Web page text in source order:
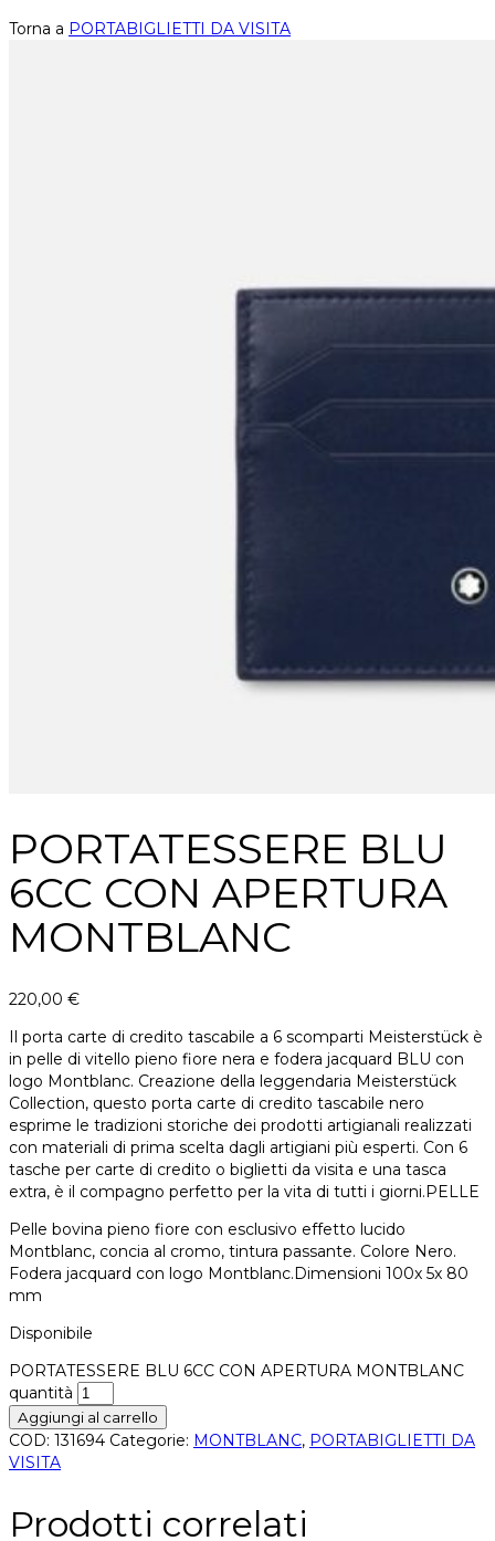
Torna a PORTABIGLIETTI DA VISITA
PORTATESSERE BLU
6CC CON APERTURA
MONTBLANC
220,00 €
Il porta carte di credito tascabile a 6 scomparti Meisterstück è
in pelle di vitello pieno fiore nera e fodera jacquard BLU con
logo Montblanc. Creazione della leggendaria Meisterstück
Collection, questo porta carte di credito tascabile nero
esprime le tradizioni storiche dei prodotti artigianali realizzati
con materiali di prima scelta dagli artigiani più esperti. Con 6
tasche per carte di credito o biglietti da visita e una tasca
extra, è il compagno perfetto per la vita di tutti i giorni.PELLE
Pelle bovina pieno fiore con esclusivo effetto lucido
Montblanc, concia al cromo, tintura passante. Colore Nero.
Fodera jacquard con logo Montblanc.Dimensioni 100x 5x 80
mm
Disponibile
PORTATESSERE BLU 6CC CON APERTURA MONTBLANC
quantità
Aggiungi al carrello
COD: 131694 Categorie: MONTBLANC, PORTABIGLIETTI DA
VISITA
Prodotti correlati